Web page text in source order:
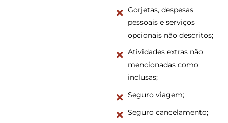
Gorjetas, despesas
pessoais e serviços
opcionais não descritos;
Atividades extras não
mencionadas como
inclusas;
Seguro viagem;
Seguro cancelamento;